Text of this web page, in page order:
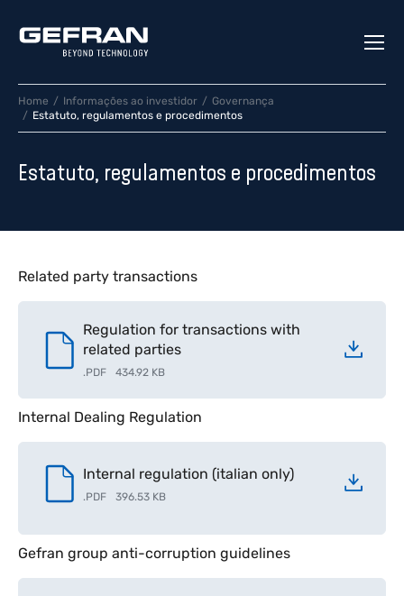
Home Informações ao investidor
Governança
Estatuto, regulamentos e procedimentos
Estatuto, regulamentos e procedimentos
Related party transactions
Regulation for transactions with
related parties
.PDF 434.92 KB
Internal Dealing Regulation
Internal regulation (italian only)
.PDF 396.53 KB
Gefran group anti-corruption guidelines